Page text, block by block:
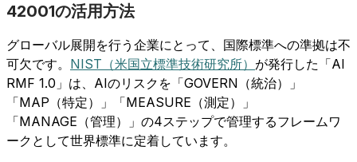
42001の活用方法
グローバル展開を行う企業にとって、国際標準への準拠は不
可欠です。 NIST（米国立標準技術研究所） が発行した「AI
RMF 1.0」は、AIのリスクを「GOVERN（統治）」
「MAP（特定）」「MEASURE（測定）」
「MANAGE（管理）」の4ステップで管理するフレームワ
ークとして世界標準に定着しています。